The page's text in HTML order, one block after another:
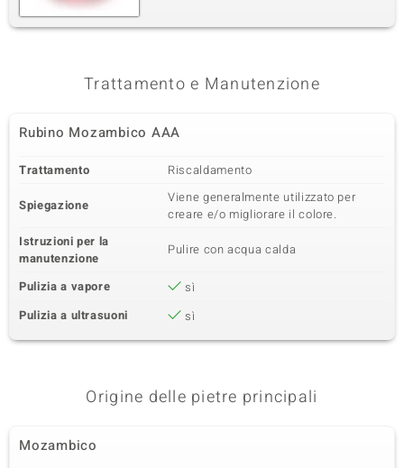
Trattamento e Manutenzione
Rubino Mozambico AAA
Trattamento Riscaldamento
Spiegazione
Viene generalmente utilizzato per
creare e/o migliorare il colore.
Istruzioni per la
manutenzione
Pulire con acqua calda
Pulizia a vapore
sì
Pulizia a ultrasuoni
sì
Origine delle pietre principali
Mozambico